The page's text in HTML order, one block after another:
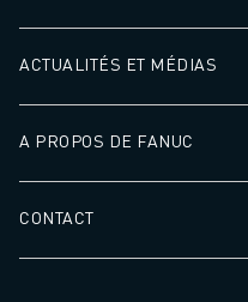
ACTUALITÉS ET MÉDIAS
A PROPOS DE FANUC
CONTACT